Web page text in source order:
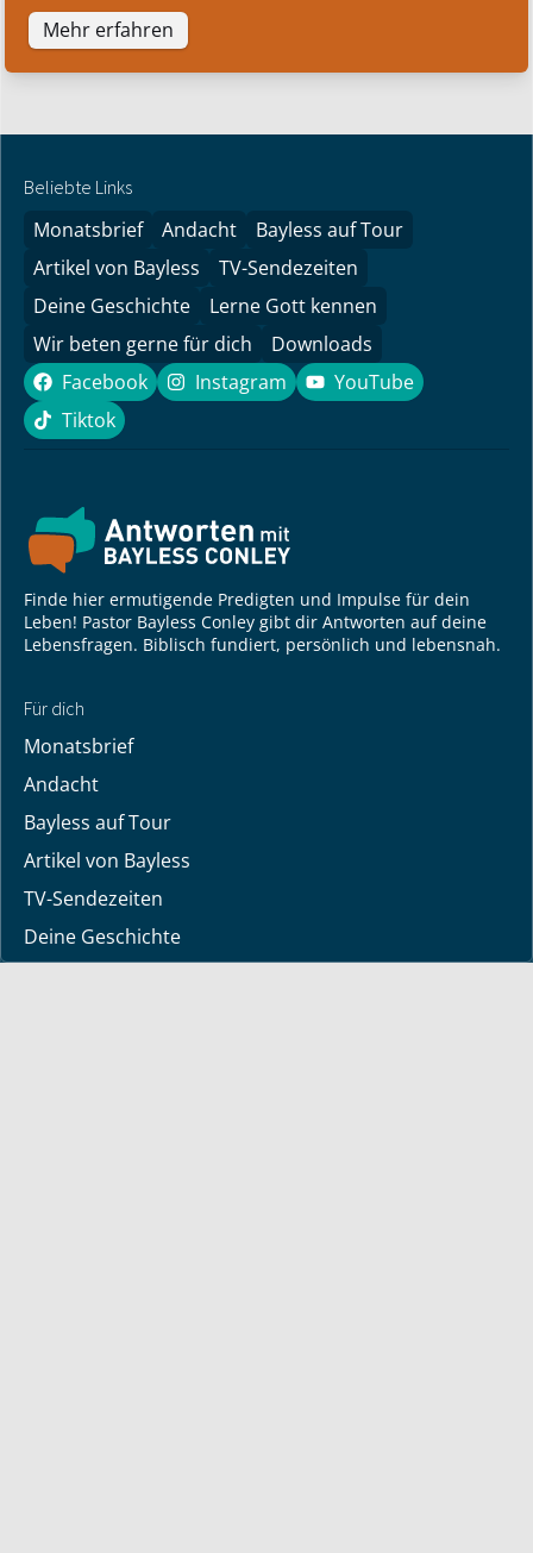
Mehr erfahren
Beliebte Links
Monatsbrief Andacht
Bayless auf Tour
Artikel von Bayless
TV-Sendezeiten
Deine Geschichte
Lerne Gott kennen
Wir beten gerne für dich
Downloads
Facebook
Facebook Instagram
Instagram YouTube
YouTube
Tiktok
Tiktok
Finde hier ermutigende Predigten und Impulse für dein
Leben! Pastor Bayless Conley gibt dir Antworten auf deine
Lebensfragen. Biblisch fundiert, persönlich und lebensnah.
Für dich
Monatsbrief
Andacht
Bayless auf Tour
Artikel von Bayless
TV-Sendezeiten
Deine Geschichte